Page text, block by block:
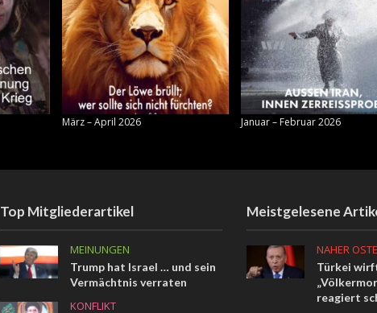
März – April 2026 Januar – Februar 2026
Top Mitgliederartikel
MEINUNGEN
Trump hat Israel … und sein
Vermächtnis verraten
KONFLIKT
Meistgelesene
NAHER
Türkei
reagiert